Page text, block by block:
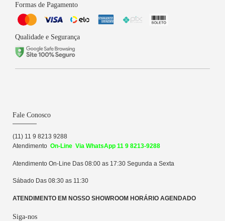
Formas de Pagamento
Qualidade e Segurança
Fale Conosco
(11) 11 9 8213 9288
Atendimento On-Line Via WhatsApp 11 9 8213-9288
Atendimento On-Line Das 08:00 as 17:30 Segunda a Sexta
Sábado Das 08:30 as 11:30
ATENDIMENTO EM NOSSO SHOWROOM HORÁRIO AGENDADO
Siga-nos